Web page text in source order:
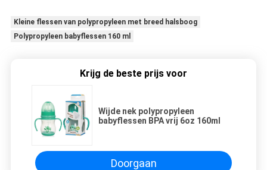
Kleine flessen van polypropyleen met breed halsboog
Polypropyleen babyflessen 160 ml
Krijg de beste prijs voor
Wijde nek polypropyleen
babyflessen BPA vrij 6oz 160ml
Doorgaan